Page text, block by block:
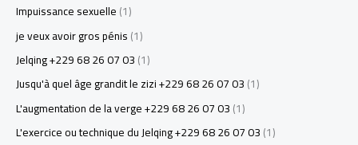
Impuissance sexuelle(1)
je veux avoir gros pénis(1)
Jelqing +229 68 26 07 03(1)
Jusqu'à quel âge grandit le zizi +229 68 26 07 03(1)
L'augmentation de la verge +229 68 26 07 03(1)
L'exercice ou technique du Jelqing +229 68 26 07 03(1)